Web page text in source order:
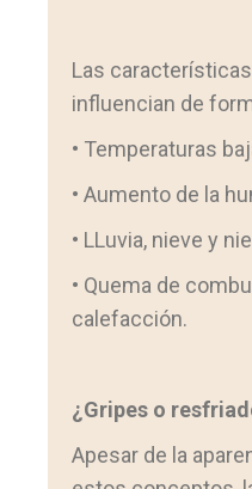
Las
influencian de
• Temperaturas
• Aumento de la
• LLuvia, nieve y
• Quema de
calefacción.
¿Gripes o
Apesar de la